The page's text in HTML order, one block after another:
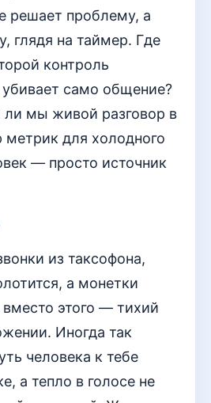
решает проблему, а
глядя на таймер. Где
контроль
само общение?
мы живой разговор в
для холодного
— просто источник
из таксофона,
а монетки
вместо этого — тихий
Иногда так
человека к тебе
а тепло в голосе не